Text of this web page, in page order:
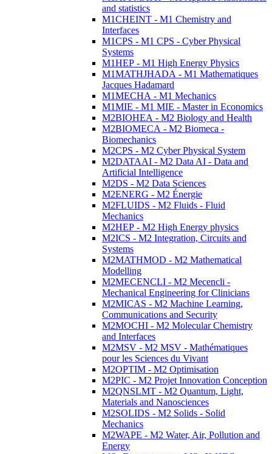
and statistics
M1CHEINT - M1 Chemistry and
Interfaces
M1CPS - M1 CPS - Cyber Physical
Systems
M1HEP - M1 High Energy Physics
M1MATHJHADA - M1 Mathematiques
Jacques Hadamard
M1MECHA - M1 Mechanics
M1MIE - M1 MIE - Master in Economics
M2BIOHEA - M2 Biology and Health
M2BIOMECA - M2 Biomeca -
Biomechanics
M2CPS - M2 Cyber Physical System
M2DATAAI - M2 Data AI - Data and
Artificial Intelligence
M2DS - M2 Data Sciences
M2ENERG - M2 Énergie
M2FLUIDS - M2 Fluids - Fluid
Mechanics
M2HEP - M2 High Energy physics
M2ICS - M2 Integration, Circuits and
Systems
M2MATHMOD - M2 Mathematical
Modelling
M2MECENCLI - M2 Mecencli -
Mechanical Engineering for Clinicians
M2MICAS - M2 Machine Learning,
Communications and Security
M2MOCHI - M2 Molecular Chemistry
and Interfaces
M2MSV - M2 MSV - Mathématiques
pour les Sciences du Vivant
M2OPTIM - M2 Optimisation
M2PIC - M2 Projet Innovation Conception
M2QNSLMT - M2 Quantum, Light,
Materials and Nanosciences
M2SOLIDS - M2 Solids - Solid
Mechanics
M2WAPE - M2 Water, Air, Pollution and
Energy